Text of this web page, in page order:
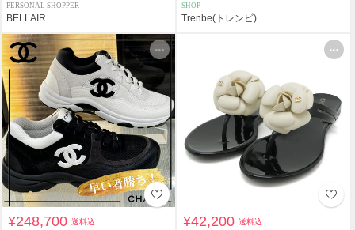
PERSONAL SHOPPER
BELLAIR
SHOP
Trenbe(トレンビ)
¥248,700送料込 ¥42,200送料込